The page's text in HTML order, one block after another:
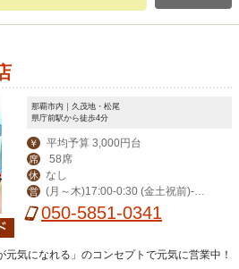
那覇市内｜久茂地・松尾
県庁前駅から徒歩4分
￥ 平均予算 3,000円台
席 58席
休 なし
営
(月～木)17:00-0:30 (金土祝前)‐翌
1:00(日)‐0:00
050-5851-0341
元気になれる」のコンセプトで元気に営業中！